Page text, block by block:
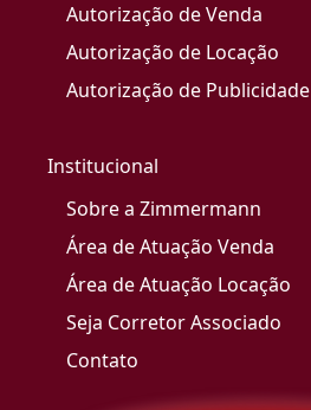
Autorização de Venda
Autorização de Locação
Autorização de Publicidade
Institucional
Sobre a Zimmermann
Área de Atuação Venda
Área de Atuação Locação
Seja Corretor Associado
Contato